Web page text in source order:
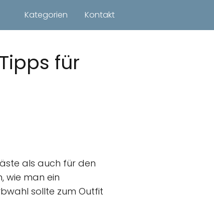
Kategorien Kontakt
für
als auch für den
wie man ein
sollte zum Outfit